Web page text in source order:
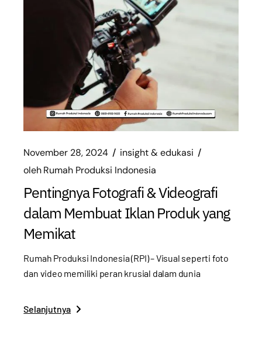
November 28, 2024
insight & edukasi
olehRumah Produksi Indonesia
Pentingnya Fotografi & Videografi
dalam Membuat Iklan Produk yang
Memikat
Rumah Produksi Indonesia (RPI) – Visual seperti foto
dan video memiliki peran krusial dalam dunia
Selanjutnya